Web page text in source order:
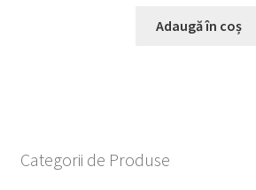
a
Adaugă în coș
Categorii de Produse